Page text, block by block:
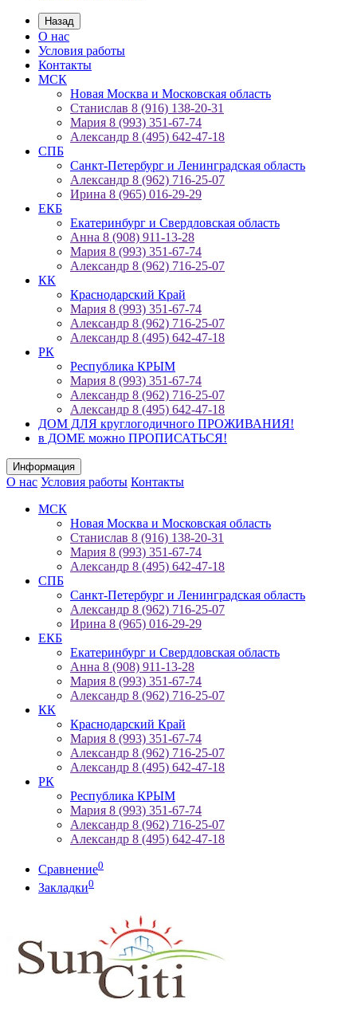
Назад
О нас
Условия работы
Контакты
МСК
Новая Москва и Московская область
Станислав 8 (916) 138-20-31
Мария 8 (993) 351-67-74
Александр 8 (495) 642-47-18
СПБ
Санкт-Петербург и Ленинградская область
Александр 8 (962) 716-25-07
Ирина 8 (965) 016-29-29
ЕКБ
Екатеринбург и Свердловская область
Анна 8 (908) 911-13-28
Мария 8 (993) 351-67-74
Александр 8 (962) 716-25-07
КК
Краснодарский Край
Мария 8 (993) 351-67-74
Александр 8 (962) 716-25-07
Александр 8 (495) 642-47-18
РК
Республика КРЫМ
Мария 8 (993) 351-67-74
Александр 8 (962) 716-25-07
Александр 8 (495) 642-47-18
ДОМ ДЛЯ круглогодичного ПРОЖИВАНИЯ!
в ДОМЕ можно ПРОПИСАТЬСЯ!
Информация
О нас Условия работы Контакты
МСК
Новая Москва и Московская область
Станислав 8 (916) 138-20-31
Мария 8 (993) 351-67-74
Александр 8 (495) 642-47-18
СПБ
Санкт-Петербург и Ленинградская область
Александр 8 (962) 716-25-07
Ирина 8 (965) 016-29-29
ЕКБ
Екатеринбург и Свердловская область
Анна 8 (908) 911-13-28
Мария 8 (993) 351-67-74
Александр 8 (962) 716-25-07
КК
Краснодарский Край
Мария 8 (993) 351-67-74
Александр 8 (962) 716-25-07
Александр 8 (495) 642-47-18
РК
Республика КРЫМ
Мария 8 (993) 351-67-74
Александр 8 (962) 716-25-07
Александр 8 (495) 642-47-18
Сравнение0
Закладки0